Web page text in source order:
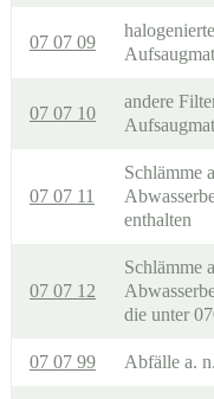
07 07 09
07 07 10
andere
07 07 11
Schlämme
enthalten
07 07 12
Schlämme
die unter
07 07 99 Abfälle a.